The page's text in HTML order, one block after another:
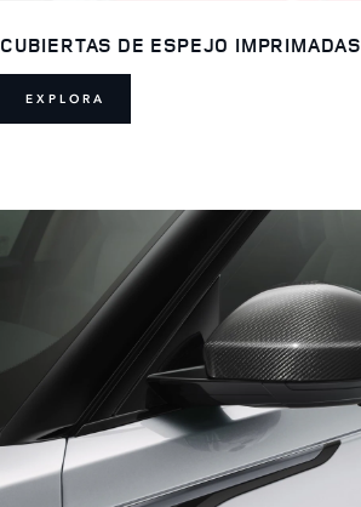
CUBIERTAS DE ESPEJO IMPRIMADAS
EXPLORA